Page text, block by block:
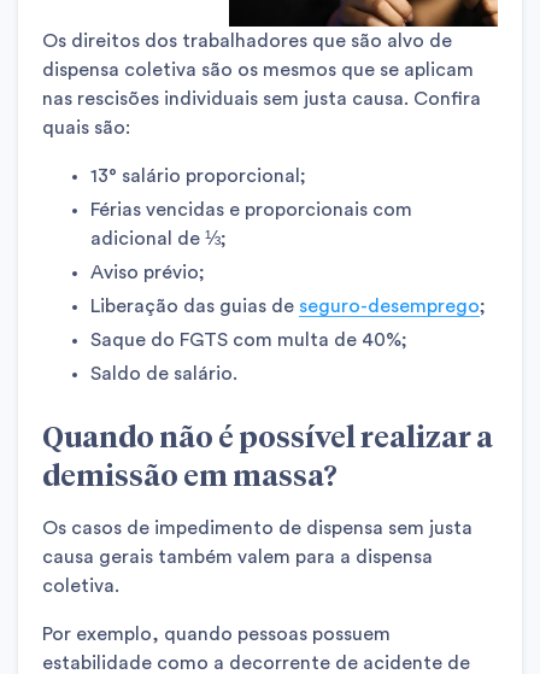
Os direitos dos trabalhadores que são alvo de
dispensa coletiva são os mesmos que se aplicam
nas rescisões individuais sem justa causa. Confira
quais são:
13° salário proporcional;
Férias vencidas e proporcionais com
adicional de ⅓;
Aviso prévio;
Liberação das guias de seguro-desemprego;
Saque do FGTS com multa de 40%;
Saldo de salário.
Quando não é possível realizar a
demissão em massa?
Os casos de impedimento de dispensa sem justa
causa gerais também valem para a dispensa
coletiva.
Por exemplo, quando pessoas possuem
estabilidade como a decorrente de acidente de